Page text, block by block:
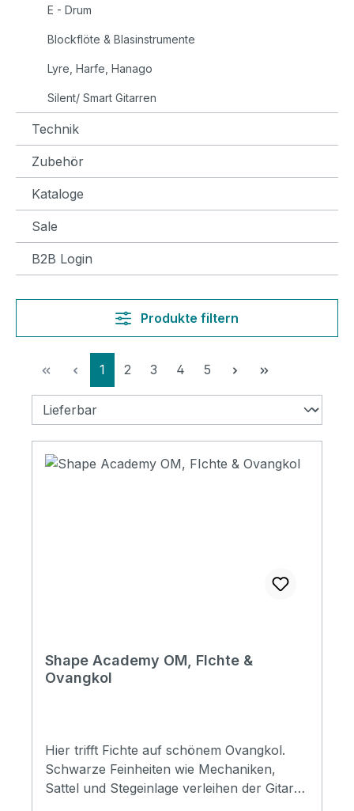
E - Drum
Blockflöte & Blasinstrumente
Lyre, Harfe, Hanago
Silent/ Smart Gitarren
Technik
Zubehör
Kataloge
Sale
B2B Login
Produkte filtern
Seite
1 Seite
2 Seite
3 Seite
4 Seite
5
Shape Academy OM, FIchte &
Ovangkol
Hier trifft Fichte auf schönem Ovangkol.
Schwarze Feinheiten wie Mechaniken,
Sattel und Stegeinlage verleihen der Gitarre